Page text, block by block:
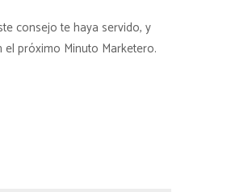
consejo te haya servido, y
próximo Minuto Marketero.